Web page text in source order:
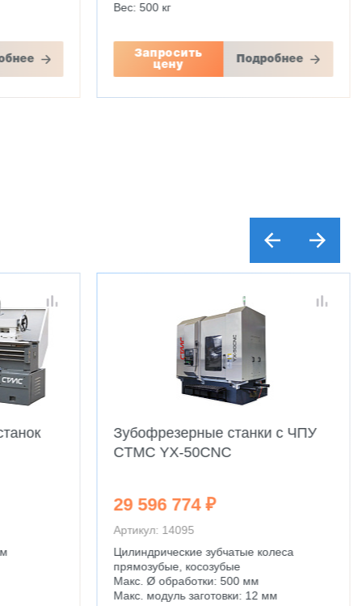
Вес: 500 кг
Запросить
цену
Подробнее
Зубофрезерные станки с ЧПУ
CTMC YX-50CNC
29 596 774 ₽
Артикул: 14095
Цилиндрические зубчатые колеса
прямозубые, косозубые
Макс. Ø обработки: 500 мм
Макс. модуль заготовки: 12 мм